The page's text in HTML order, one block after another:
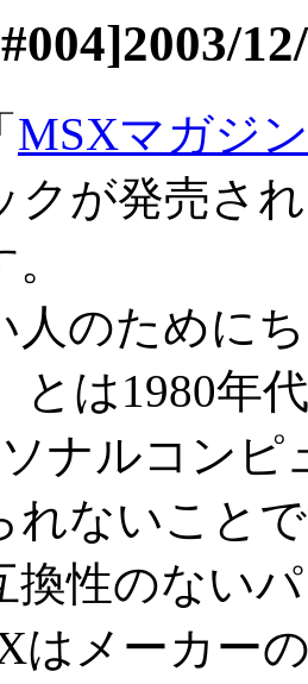
MSXマガジ
クが発売さ
人のために
とは1980年
ナルコンピ
れないこと
換性のない
はメーカー